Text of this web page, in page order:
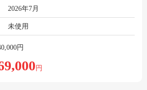
2026年7月
未使用
円
円